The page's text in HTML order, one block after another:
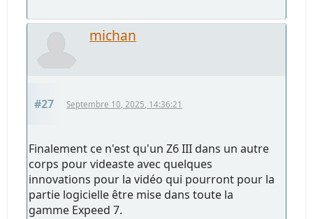
michan
#27 Septembre 10, 2025, 14:36:21
Finalement ce n'est qu'un Z6 III dans un autre
corps pour videaste avec quelques
innovations pour la vidéo qui pourront pour la
partie logicielle être mise dans toute la
gamme Expeed 7.